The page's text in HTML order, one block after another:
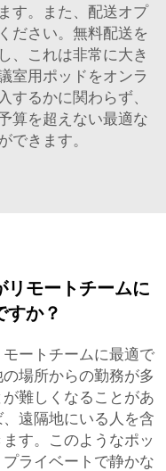
す。また、配送オプ
ださい。無料配送を
、これは非常に大き
室用ポッドをオンラ
するかに関わらず、
算を超えない最適な
できます。
リモートチームに
すか？
ートチームに最適で
場所からの勤務が多
難しくなることがあ
遠隔地にいる人を含
す。このようなポッ
ライベートで静かな